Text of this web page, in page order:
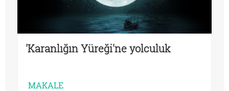
'Karanlığın Yüreği'ne yolculuk
MAKALE